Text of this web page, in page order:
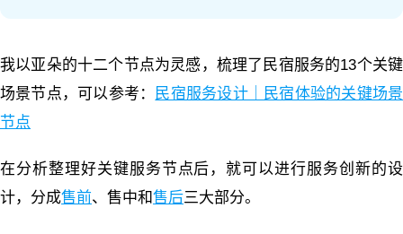
我以亚朵的十二个节点为灵感，梳理了民宿服务的13个关键
场景节点，可以参考：
民宿服务设计｜民宿体验的关键场景
节点
在分析整理好关键服务节点后，就可以进行服务创新的设
计，分成售前、售中和售后三大部分。